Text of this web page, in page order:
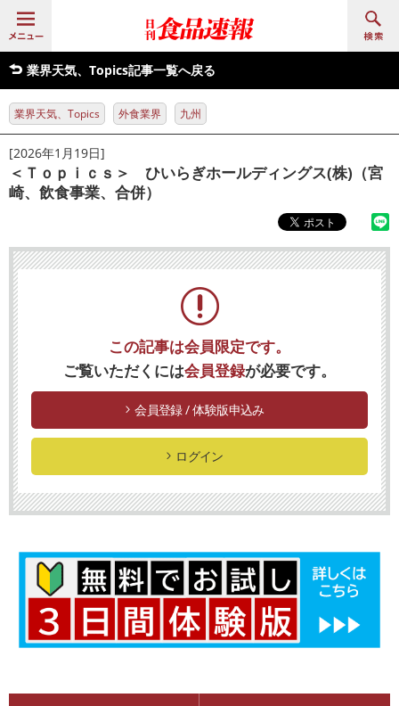
業界天気、Topics記事一覧へ戻る
業界天気、Topics 外食業界 九州
[2026年1月19日]
＜Ｔｏｐｉｃｓ＞ ひいらぎホールディングス(株)（宮
崎、飲食事業、合併）
この記事は会員限定です。
ご覧いただくには会員登録が必要です。
会員登録 / 体験版申込み
ログイン